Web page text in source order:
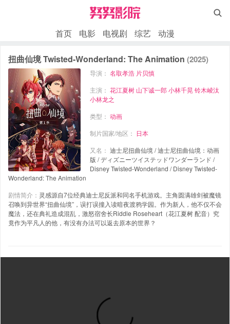

首页 电影 电视剧 综艺 动漫
扭曲仙境 Twisted-Wonderland: The Animation (2025)
导演：名取孝浩 片贝慎
主演：花江夏树 山下诚一郎 小林千晃 铃木崚汰
小林龙之
类型：动画
制片国家/地区： 日本
又名：迪士尼扭曲仙境 / 迪士尼扭曲仙境：动画
版 / ディズニーツイステッドワンダーランド /
Disney Twisted-Wonderland / Disney Twisted-
Wonderland: The Animation
剧情简介： 灵感源自7位经典迪士尼反派和同名手机游戏。主角圆满雄剑被魔镜
召唤到异世界“扭曲仙境”，误打误撞入读暗夜渡鸦学园。作为新人，他不仅不会
魔法，还在典礼造成混乱，激怒宿舍长Riddle Roseheart（花江夏树 配音）究
竟作为平凡人的他，有没有办法可以返去原本的世界？